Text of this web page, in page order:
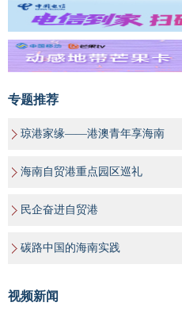
专题推荐
琼港家缘——港澳青年享海南
海南自贸港重点园区巡礼
民企奋进自贸港
碳路中国的海南实践
视频新闻